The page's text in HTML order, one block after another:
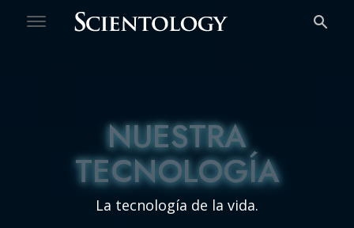
NUESTRA
TECNOLOGÍA
NUESTRA
TECNOLOGÍA
La tecnología de la vida.